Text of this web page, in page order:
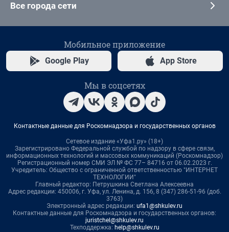
Все города сети
Мобильное приложение
Google Play App Store
Мы в соцсетях
Контактные данные для Роскомнадзора и государственных органов
Сетевое издание «Уфа1.ру» (18+)
Зарегистрировано Федеральной службой по надзору в сфере связи,
информационных технологий и массовых коммуникаций (Роскомнадзор)
Регистрационный номер СМИ ЭЛ № ФС 77– 84716 от 06.02.2023 г.
Учредитель: Общество с ограниченной ответственностью "ИНТЕРНЕТ
ТЕХНОЛОГИИ"
Главный редактор: Петрушкина Светлана Алексеевна
Адрес редакции: 450006, г. Уфа, ул. Ленина, д. 156, 8 (347) 286-51-96 (доб.
3763)
Электронный адрес редакции: ufa1@shkulev.ru
Контактные данные для Роскомнадзора и государственных органов:
juristchel@shkulev.ru
Техподдержка: help@shkulev.ru